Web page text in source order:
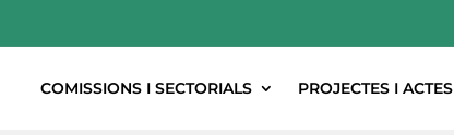
COMISSIONS I SECTORIALS PROJECTES I ACTES